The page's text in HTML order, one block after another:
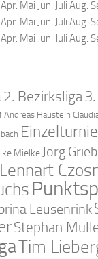
Apr. Mai Juni Juli Aug.
Apr. Mai Juni Juli Aug.
Apr. Mai Juni Juli Aug.
2. Bezirksliga
Andreas Haustein
Mielke Jörg
Lennart
Leusenrink
Stephan
Tim